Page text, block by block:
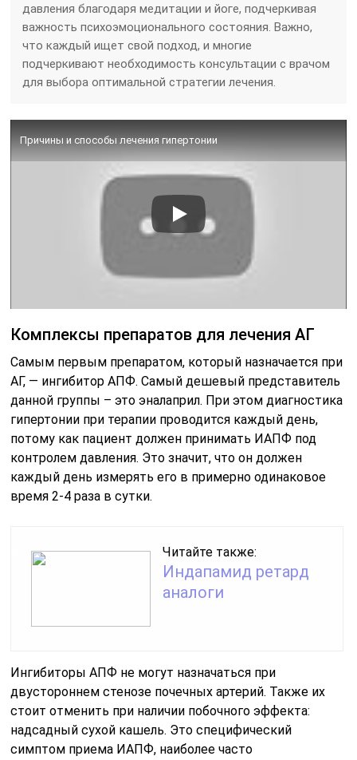
давления благодаря медитации и йоге, подчеркивая
важность психоэмоционального состояния. Важно,
что каждый ищет свой подход, и многие
подчеркивают необходимость консультации с врачом
для выбора оптимальной стратегии лечения.
Причины и способы лечения гипертонии
Комплексы препаратов для лечения АГ
Самым первым препаратом, который назначается при
АГ, — ингибитор АПФ. Самый дешевый представитель
данной группы – это эналаприл. При этом диагностика
гипертонии при терапии проводится каждый день,
потому как пациент должен принимать ИАПФ под
контролем давления. Это значит, что он должен
каждый день измерять его в примерно одинаковое
время 2-4 раза в сутки.
Читайте также:
Индапамид ретард
аналоги
Ингибиторы АПФ не могут назначаться при
двустороннем стенозе почечных артерий. Также их
стоит отменить при наличии побочного эффекта:
надсадный сухой кашель. Это специфический
симптом приема ИАПФ, наиболее часто